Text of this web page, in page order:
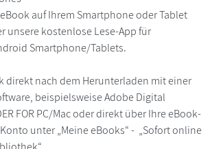
auf Ihrem Smartphone oder Tablet
unsere kostenlose Lese-App für
Smartphone/Tablets.
direkt nach dem Herunterladen mit einer
beispielsweise Adobe Digital
FOR PC/Mac oder direkt über Ihre eBook-
unter „Meine eBooks“ - „Sofort online